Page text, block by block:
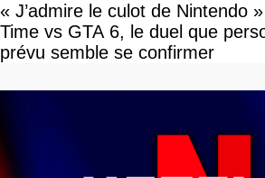
« J’admire le culot de Nintendo
Time vs GTA 6, le duel que
prévu semble se confirmer